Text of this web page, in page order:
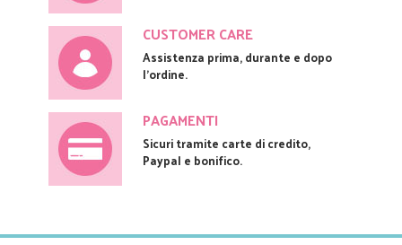
CUSTOMER CARE
Assistenza prima, durante e dopo
l'ordine.
PAGAMENTI
Sicuri tramite carte di credito,
Paypal e bonifico.